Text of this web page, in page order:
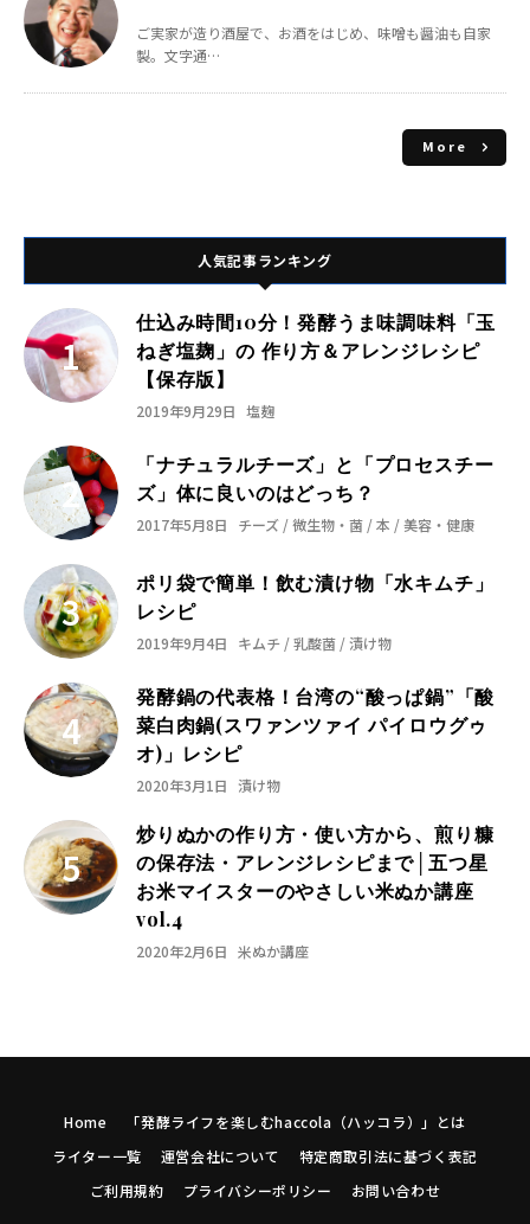
ご実家が造り酒屋で、お酒をはじめ、味噌も醤油も自家
製。文字通…
More
人気記事ランキング
仕込み時間10分！発酵うま味調味料「玉
ねぎ塩麹」の 作り方＆アレンジレシピ
【保存版】
2019年9月29日 塩麹
「ナチュラルチーズ」と「プロセスチー
ズ」体に良いのはどっち？
2017年5月8日 チーズ / 微生物・菌 / 本 / 美容・健康
ポリ袋で簡単！飲む漬け物「水キムチ」
レシピ
2019年9月4日 キムチ / 乳酸菌 / 漬け物
発酵鍋の代表格！台湾の“酸っぱ鍋”「酸
菜白肉鍋(スワァンツァイ パイロウグゥ
オ)」レシピ
2020年3月1日 漬け物
炒りぬかの作り方・使い方から、煎り糠
の保存法・アレンジレシピまで│五つ星
お米マイスターのやさしい米ぬか講座
vol.4
2020年2月6日 米ぬか講座
Home
「発酵ライフを楽しむhaccola（ハッコラ）」とは
ライター一覧
運営会社について
特定商取引法に基づく表記
ご利用規約
プライバシーポリシー お問い合わせ